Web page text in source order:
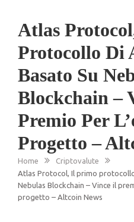
Atlas
Protocollo Di
Basato Su
Blockchain –
Premio Per
Progetto –
Home
Criptovalute
Atlas Protocol, Il primo
Nebulas Blockchain – Vince il
progetto – Altcoin News